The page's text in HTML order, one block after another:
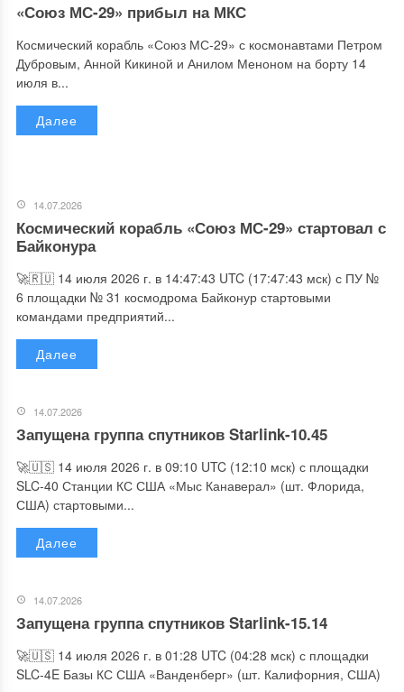
«Союз МС-29» прибыл на МКС
Космический корабль «Союз МС-29» с космонавтами Петром
Дубровым, Анной Кикиной и Анилом Меноном на борту 14
июля в...
Далее
14.07.2026
Космический корабль «Союз МС-29» стартовал с
Байконура
🚀🇷🇺 14 июля 2026 г. в 14:47:43 UTC (17:47:43 мск) с ПУ №
6 площадки № 31 космодрома Байконур стартовыми
командами предприятий...
Далее
14.07.2026
Запущена группа спутников Starlink-10.45
🚀🇺🇸 14 июля 2026 г. в 09:10 UTC (12:10 мск) с площадки
SLC-40 Станции КС США «Мыс Канаверал» (шт. Флорида,
США) стартовыми...
Далее
14.07.2026
Запущена группа спутников Starlink-15.14
🚀🇺🇸 14 июля 2026 г. в 01:28 UTC (04:28 мск) с площадки
SLC-4E Базы КС США «Ванденберг» (шт. Калифорния, США)